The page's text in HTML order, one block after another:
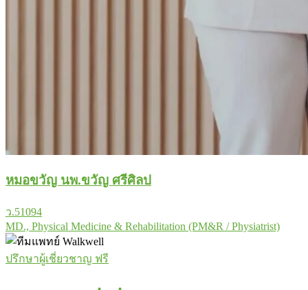
หมอขวัญ นพ.ขวัญ ศรีศิลป
ว.51094
MD., Physical Medicine & Rehabilitation (PM&R / Physiatrist)
ปรึกษาผู้เชี่ยวชาญ ฟรี